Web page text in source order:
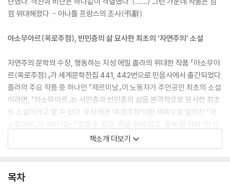
점 위대해졌다. - 아나톨 프랑스의 조사(弔辭)
아소무아르(목로주점), 빈민층의 삶 묘사한 최초의 ‘자연주의’ 소설
자연주의 문학의 수장, 행동하는 지성 에밀 졸라의 위대한 작품 『아소무아
르(목로주점)』가 세계문학전집 441, 442번으로 민음사에서 출간되었다.
졸라의 주요 작품 중 하나인 『제르미날』이 노동자가 주인공인 최초의 소설
이라면, 『아소무아르』는 서민층과 빈민층의 삶을 본격적으로 묘사한 최초
의 소설이라고 할 수 있다. 우리에겐 ‘목로주점’이란 제목으로 알려진 『아
소무아르』의 이야기는 “일할 수 있고, 먹을 것이 있고, 몸 누일 자리”만 있
으면 된다는 소박한 꿈을 지닌 제르베즈의 삶의 여정을 따라간다. 7장을
중심으로 전반부는 봉쾨르 여관에서 가난에 시달리다 버림받은 제르베즈
절어 비참한 죽음을 맞기까지의 하강 과정을 그린다. 이 책의 제목인 ‘아소
책소개 더보기
목차